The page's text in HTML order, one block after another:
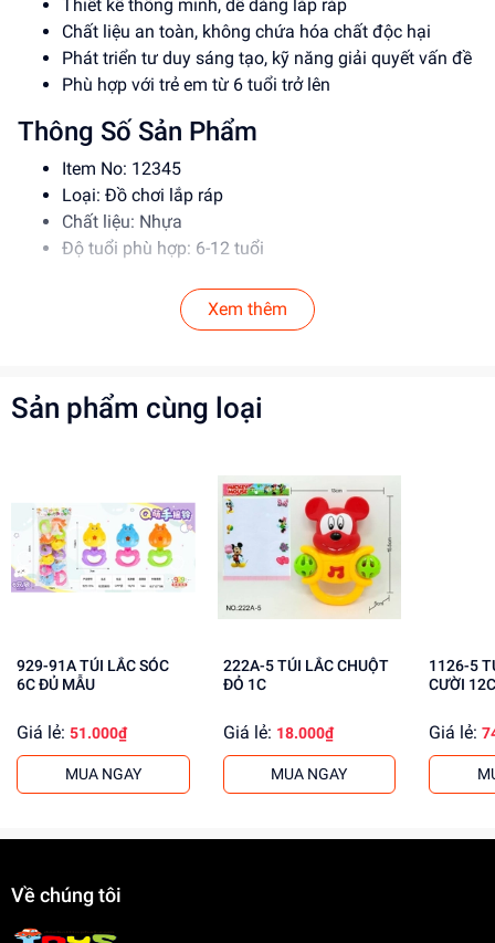
Thiết kế thông minh, dễ dàng lắp ráp
Chất liệu an toàn, không chứa hóa chất độc hại
Phát triển tư duy sáng tạo, kỹ năng giải quyết vấn đề
Phù hợp với trẻ em từ 6 tuổi trở lên
Thông Số Sản Phẩm
Item No: 12345
Loại: Đồ chơi lắp ráp
Chất liệu: Nhựa
Độ tuổi phù hợp: 6-12 tuổi
Hướng Dẫn Sử Dụng
Đọc kỹ hướng dẫn trước khi sử dụng
Lợi Ích Phát Triển
Rèn luyện kỹ năng phối hợp, làm việc nhóm
Tăng cường khả năng tập trung, kiên nhẫn
Mua ngay tạidochoitinphat.com
, chúng tôi cung cấp giá sỉ
cho khách buôn. Liên hệ ngay để biết thêm thông tin!
Xem thêm
Sản phẩm cùng loại
929-91A TÚI LẮC SÓC
6C ĐỦ MẪU
Giá lẻ: 51.000₫
MUA NGAY
222A-5 TÚI LẮC CHUỘT
ĐỎ 1C
Giá lẻ: 18.000₫
MUA NGAY
1126-5 TÚI LẮC MẶT
CƯỜI
Giá lẻ:
Về chúng tôi